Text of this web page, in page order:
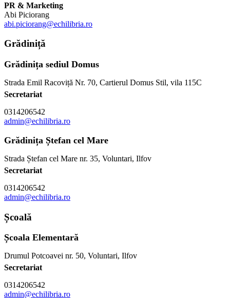
PR & Marketing
Abi Piciorang
abi.piciorang@echilibria.ro
Grădiniță
Grădinița sediul Domus
Strada Emil Racoviță Nr. 70, Cartierul Domus Stil, vila 115C
Secretariat
0314206542
admin@echilibria.ro
Grădinița Ștefan cel Mare
Strada Ștefan cel Mare nr. 35, Voluntari, Ilfov
Secretariat
0314206542
admin@echilibria.ro
Școală
Școala Elementară
Drumul Potcoavei nr. 50, Voluntari, Ilfov
Secretariat
0314206542
admin@echilibria.ro